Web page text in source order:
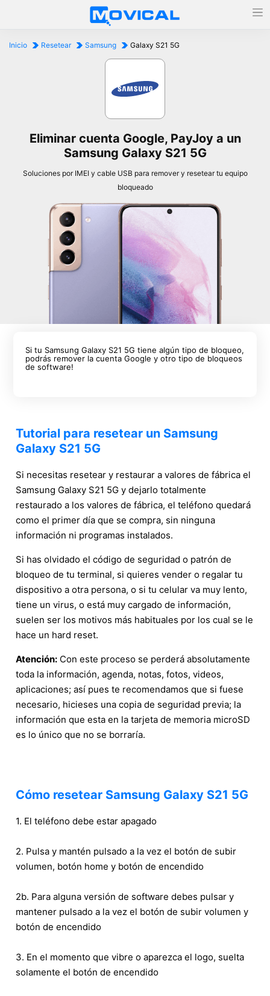
Inicio Resetear Samsung Galaxy S21 5G
Eliminar cuenta Google, PayJoy a un
Samsung Galaxy S21 5G
Soluciones por IMEI y cable USB para remover y resetear tu equipo
bloqueado
Si tu Samsung Galaxy S21 5G tiene algún tipo de bloqueo,
podrás remover la cuenta Google y otro tipo de bloqueos
de software!
Tutorial para resetear un Samsung
Galaxy S21 5G
Si necesitas resetear y restaurar a valores de fábrica el
Samsung Galaxy S21 5G y dejarlo totalmente
restaurado a los valores de fábrica, el teléfono quedará
como el primer día que se compra, sin ninguna
información ni programas instalados.
Si has olvidado el código de seguridad o patrón de
bloqueo de tu terminal, si quieres vender o regalar tu
dispositivo a otra persona, o si tu celular va muy lento,
tiene un virus, o está muy cargado de información,
suelen ser los motivos más habituales por los cual se le
hace un hard reset.
Atención: Con este proceso se perderá absolutamente
toda la información, agenda, notas, fotos, videos,
aplicaciones; así pues te recomendamos que si fuese
necesario, hicieses una copia de seguridad previa; la
información que esta en la tarjeta de memoria microSD
es lo único que no se borraría.
Cómo resetear Samsung Galaxy S21 5G
1. El teléfono debe estar apagado
2. Pulsa y mantén pulsado a la vez el botón de subir
volumen, botón home y botón de encendido
2b. Para alguna versión de software debes pulsar y
mantener pulsado a la vez el botón de subir volumen y
botón de encendido
3. En el momento que vibre o aparezca el logo, suelta
solamente el botón de encendido